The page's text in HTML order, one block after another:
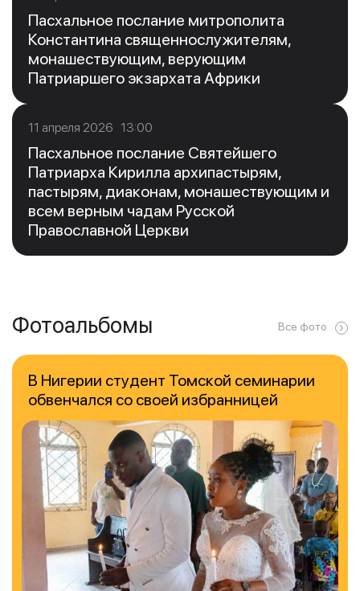
Пасхальное послание митрополита
Константина священнослужителям,
монашествующим, верующим
Патриаршего экзархата Африки
11 апреля 2026 13:00
Пасхальное послание Святейшего
Патриарха Кирилла архипастырям,
пастырям, диаконам, монашествующим и
всем верным чадам Русской
Православной Церкви
Фотоальбомы Все фото
В Нигерии студент Томской семинарии
обвенчался со своей избранницей